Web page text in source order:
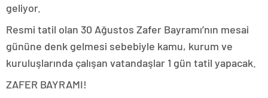
geliyor.
Resmi tatil olan 30 Ağustos Zafer Bayramı’nın mesai
gününe denk gelmesi sebebiyle kamu, kurum ve
kuruluşlarında çalışan vatandaşlar 1 gün tatil yapacak.
ZAFER BAYRAMI!